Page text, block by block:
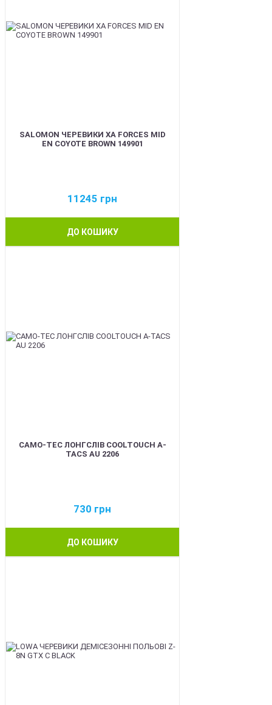
SALOMON ЧЕРЕВИКИ XA FORCES MID
EN COYOTE BROWN 149901
11245 грн
ДО КОШИКУ
CAMO-TEC ЛОНГСЛІВ COOLTOUCH A-
TACS AU 2206
730 грн
ДО КОШИКУ